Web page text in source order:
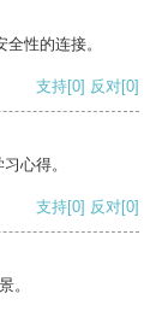
性的连接。
支持[0] 反对[0]
心得。
支持[0] 反对[0]
。